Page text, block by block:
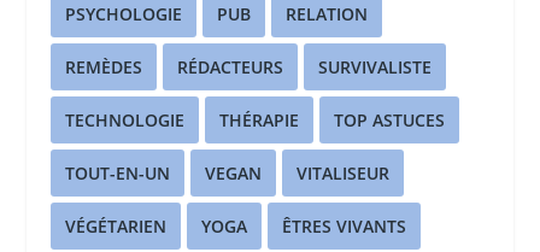
PSYCHOLOGIE PUB RELATION
REMÈDES RÉDACTEURS SURVIVALISTE
TECHNOLOGIE THÉRAPIE TOP ASTUCES
TOUT-EN-UN VEGAN VITALISEUR
VÉGÉTARIEN YOGA ÊTRES VIVANTS